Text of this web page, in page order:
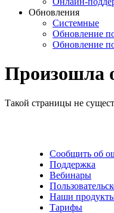
Обновления
Системные
Обновление
Обновление
Произошла
Такой страницы не
Сообщить об
Поддержка
Вебинары
Наши
Тарифы